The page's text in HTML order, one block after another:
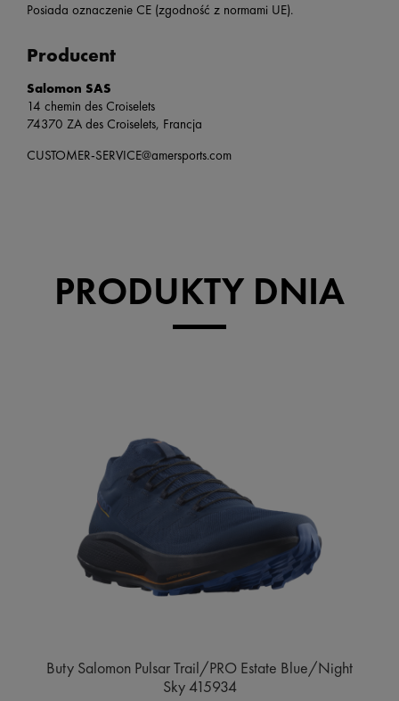
Posiada oznaczenie CE (zgodność z normami UE).
Producent
Salomon SAS
14 chemin des Croiselets
74370 ZA des Croiselets, Francja
CUSTOMER-SERVICE@amersports.com
PRODUKTY DNIA
Buty Salomon Pulsar Trail/PRO Estate Blue/Night
Sky 415934